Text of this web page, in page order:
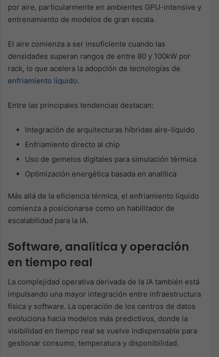
por aire, particularmente en ambientes GPU-intensive y
entrenamiento de modelos de gran escala.
El aire comienza a ser insuficiente cuando las
densidades superan rangos de entre 80 y 100kW por
rack, lo que acelera la adopción de tecnologías de
enfriamiento líquido.
Entre las principales tendencias destacan:
Integración de arquitecturas híbridas aire-líquido
Enfriamiento directo al chip
Uso de gemelos digitales para simulación térmica
Optimización energética basada en analítica
Más allá de la eficiencia térmica, el enfriamiento líquido
comienza a posicionarse como un habilitador de
escalabilidad para la IA.
Software, analítica y operación
en tiempo real
La complejidad operativa derivada de la IA también está
impulsando una mayor integración entre infraestructura
física y software. La operación de los centros de datos
evoluciona hacia modelos más predictivos, donde la
visibilidad en tiempo real se vuelve indispensable para
gestionar consumo, temperatura y disponibilidad.